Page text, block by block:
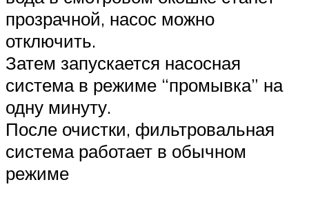
прозрачной, насос можно
отключить.
Затем запускается насосная
система в режиме “промывка” на
одну минуту.
После очистки, фильтровальная
система работает в обычном
режиме